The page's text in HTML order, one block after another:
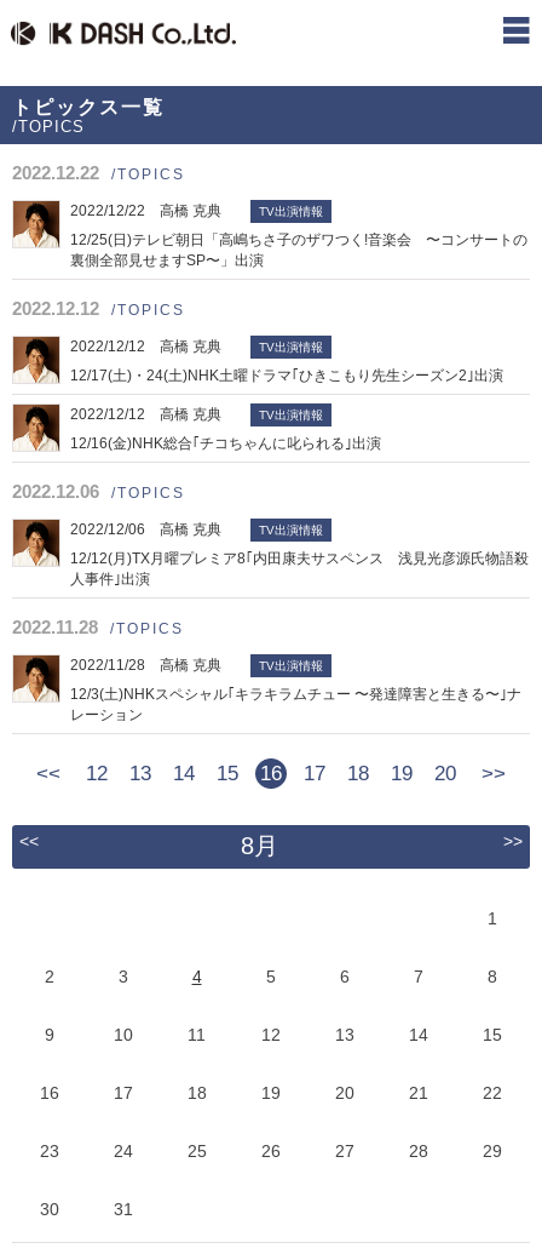
トピックス一覧
/TOPICS
2022.12.22 /TOPICS
2022/12/22 高橋 克典 TV出演情報
12/25(日)テレビ朝日「高嶋ちさ子のザワつく!音楽会 〜コンサートの
裏側全部見せますSP〜」出演
2022.12.12 /TOPICS
2022/12/12 高橋 克典 TV出演情報
12/17(土)・24(土)NHK土曜ドラマ｢ひきこもり先生シーズン2｣出演
2022/12/12 高橋 克典 TV出演情報
12/16(金)NHK総合｢チコちゃんに叱られる｣出演
2022.12.06 /TOPICS
2022/12/06 高橋 克典 TV出演情報
12/12(月)TX月曜プレミア8｢内田康夫サスペンス 浅見光彦源氏物語殺
人事件｣出演
2022.11.28 /TOPICS
2022/11/28 高橋 克典 TV出演情報
12/3(土)NHKスペシャル｢キラキラムチュー 〜発達障害と生きる〜｣ナ
レーション
<< 12 13 14 15 16 17 18 19 20 >>
<< 8月 >>
1
2 3 4 5 6 7 8
9 10 11 12 13 14 15
16 17 18 19 20 21 22
23 24 25 26 27 28 29
30 31